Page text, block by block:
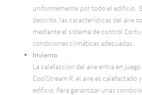
uniformemente por todo el edificio.
descrito, las características del aire
mediante el sistema de control
condiciones climáticas adecuadas.
Invierno
La calefacción del aire entra en
CoolStream R, el aire es calefactado
edificio. Para garantizar unas